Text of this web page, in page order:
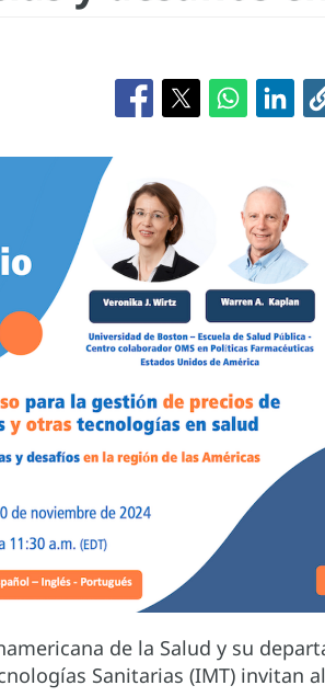
de la Salud y su
Sanitarias (IMT) invitan